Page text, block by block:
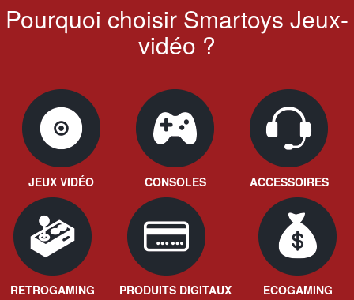
Pourquoi choisir Smartoys Jeux-
vidéo ?
JEUX VIDÉO CONSOLES ACCESSOIRES
RETROGAMING PRODUITS DIGITAUX ECOGAMING